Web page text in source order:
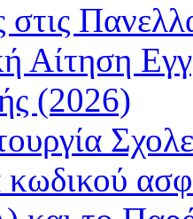
Αίτηση
(2026)
κωδικού